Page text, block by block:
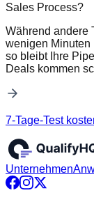
Sales Process?
Während andere
wenigen Minuten
so bleibt Ihre
Deals kommen
7-Tage-Test
Unternehmen